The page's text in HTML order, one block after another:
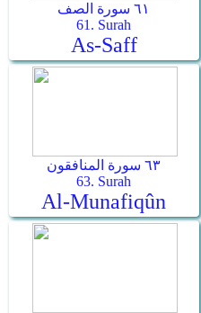
٦١ سورة الصف
61. Surah
As-Saff
٦٣ سورة المنافقون
63. Surah
Al-Munafiqûn